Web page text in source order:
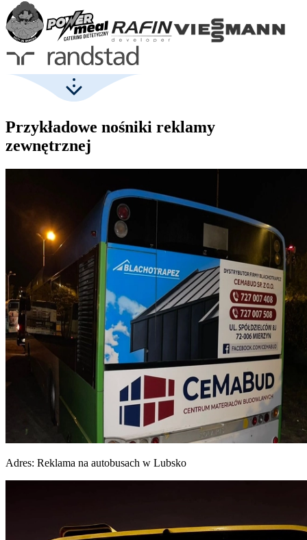
Przykładowe nośniki reklamy
zewnętrznej
Adres: Reklama na autobusach w Lubsko